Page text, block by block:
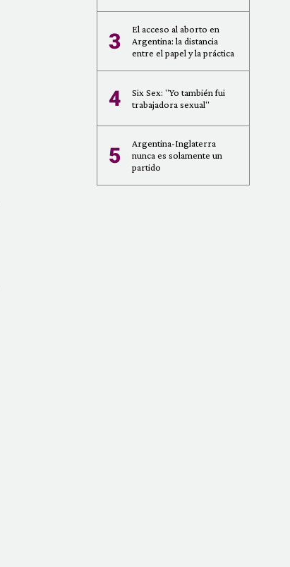
3
El acceso al aborto en
Argentina: la distancia
entre el papel y la práctica
4
Six Sex: "Yo también fui
trabajadora sexual"
5
Argentina-Inglaterra
nunca es solamente un
partido